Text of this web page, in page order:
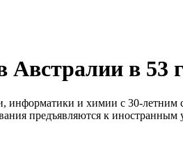
в 53
информатики и химии с 30-
предъявляются к иностранным